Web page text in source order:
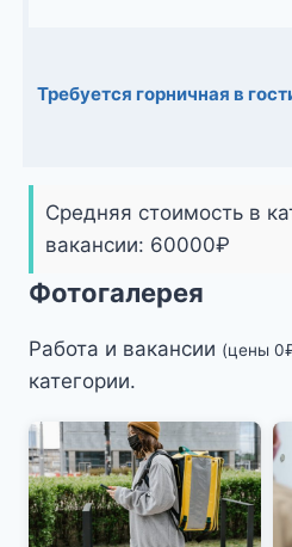
Требуется горничная в
Средняя стоимость в
вакансии: 60000₽
Фотогалерея
Работа и вакансии (цены 0
категории.